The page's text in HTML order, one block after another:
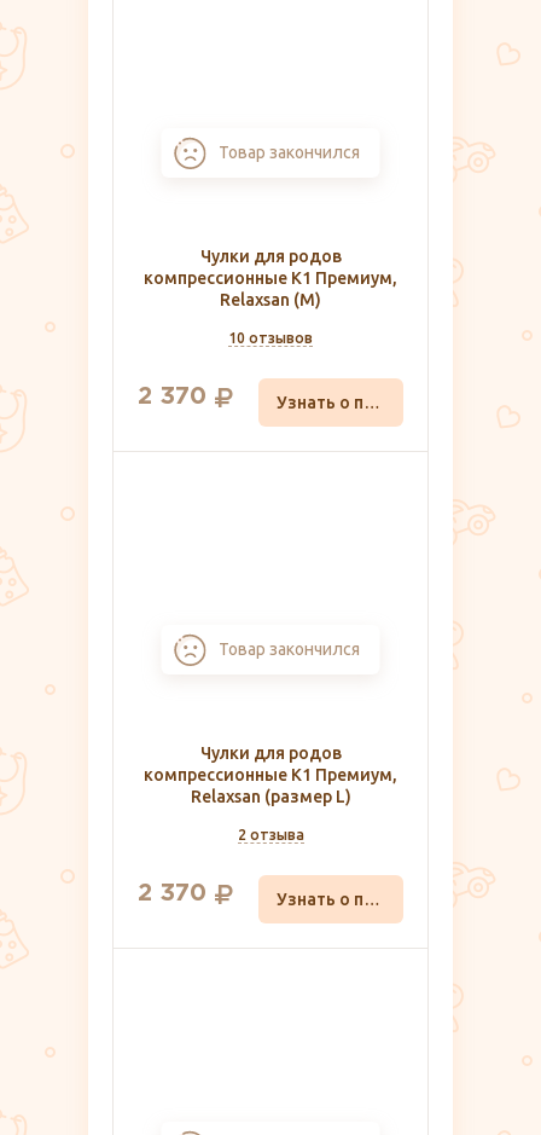
Товар закончился
Чулки для родов
компрессионные K1 Премиум,
Relaxsan (M)
10 отзывов
2 370 Узнать о поступлении
Товар закончился
Чулки для родов
компрессионные K1 Премиум,
Relaxsan (размер L)
2 отзыва
2 370 Узнать о поступлении